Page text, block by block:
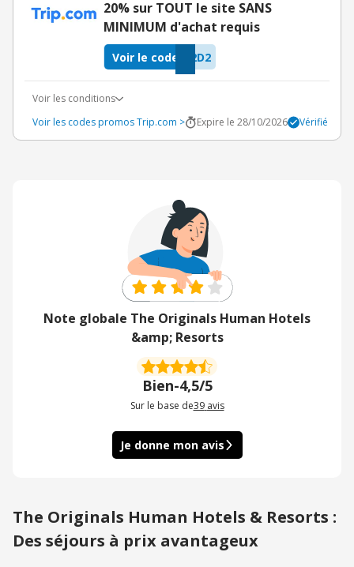
20% sur TOUT le site SANS
MINIMUM d'achat requis
2D2
Voir le code
Voir les conditions
Voir les codes promos Trip.com >
Expire le 28/10/2026 Vérifié
Note globale The Originals Human Hotels
&amp; Resorts
Bien-4,5/5
Sur le base de39 avis
Je donne mon avis
The Originals Human Hotels & Resorts :
Des séjours à prix avantageux